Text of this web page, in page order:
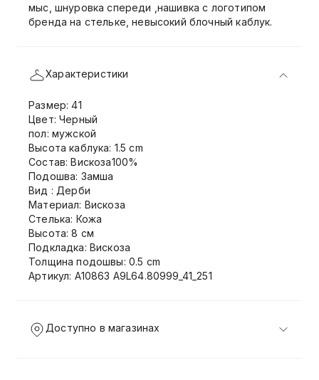
мыс, шнуровка спереди ,нашивка с логотипом
бренда на стельке, невысокий блочный каблук.
Характеристики
Размер: 41
Цвет: Черный
пол: мужской
Высота каблука: 1.5 cm
Состав: Вискоза100%
Подошва: Замша
Вид : Дерби
Материал: Вискоза
Стелька: Кожа
Высота: 8 см
Подкладка: Вискоза
Толщина подошвы: 0.5 cm
Артикул: A10863 A9L64.80999_41_251
Доступно в магазинах